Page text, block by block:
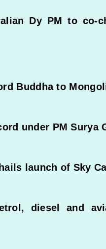
Dy PM to co-
Buddha to
under PM Surya
launch of Sky
diesel and